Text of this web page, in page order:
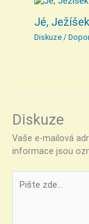
Jé,
Diskuze /
Diskuze
Vaše e-mailová
informace jsou
zde…